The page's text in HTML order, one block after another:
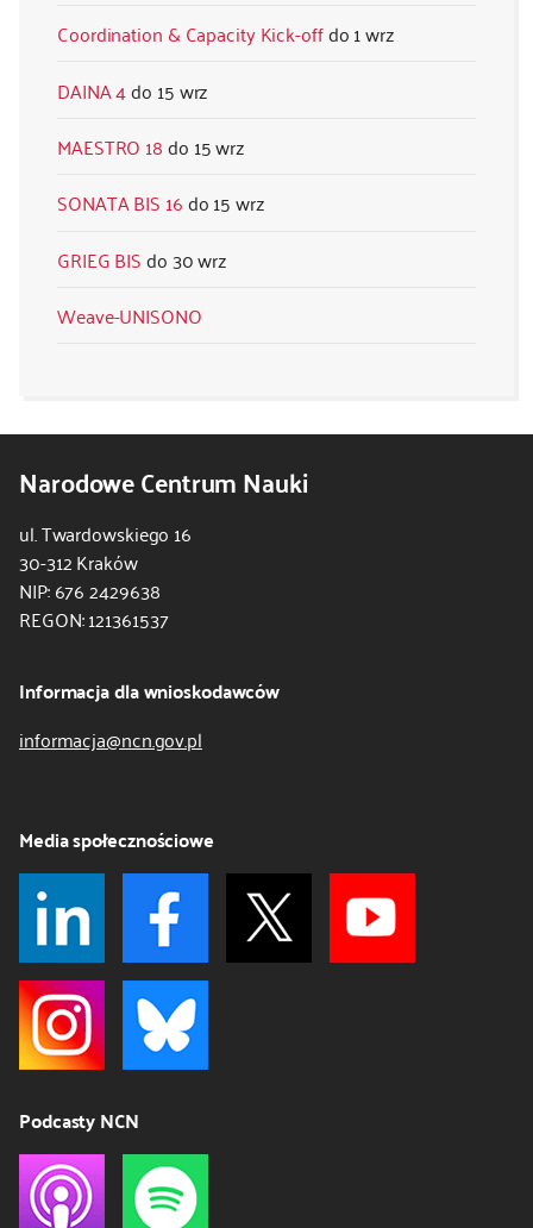
Coordination & Capacity Kick-off
1 wrz
DAINA 4
15 wrz
MAESTRO 18
15 wrz
SONATA BIS 16
15 wrz
GRIEG BIS
30 wrz
Weave-UNISONO
Narodowe Centrum Nauki
ul. Twardowskiego 16
30-312 Kraków
NIP: 676 2429638
REGON: 121361537
Informacja dla wnioskodawców
informacja@ncn.gov.pl
Media społecznościowe
Podcasty NCN